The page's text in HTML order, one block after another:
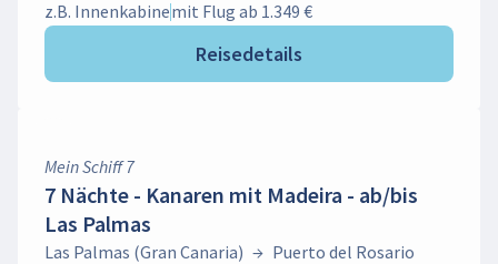
z.B. Innenkabinemit Flug ab 1.349 €
Reisedetails
Mein Schiff 7
7 Nächte - Kanaren mit Madeira - ab/bis
Las Palmas
Las Palmas (Gran Canaria) → Puerto del Rosario